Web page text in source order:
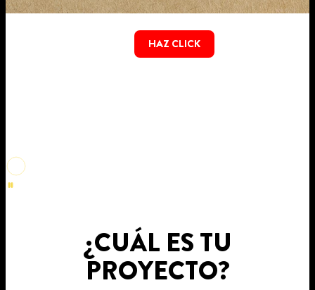
HAZ CLICK
¿CUÁL ES TU
PROYECTO?